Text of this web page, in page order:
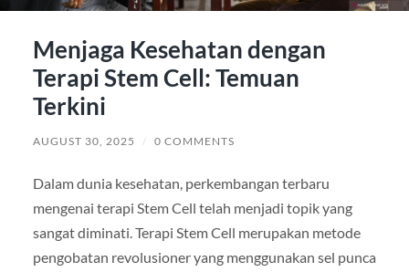
Menjaga Kesehatan dengan
Terapi Stem Cell: Temuan
Terkini
AUGUST 30, 2025 / 0 COMMENTS
Dalam dunia kesehatan, perkembangan terbaru
mengenai terapi Stem Cell telah menjadi topik yang
sangat diminati. Terapi Stem Cell merupakan metode
pengobatan revolusioner yang menggunakan sel punca